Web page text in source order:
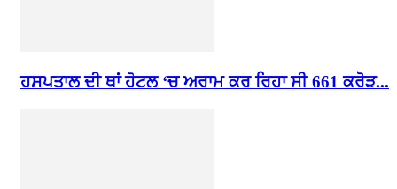
ਹਸਪਤਾਲ ਦੀ ਥਾਂ ਹੋਟਲ ‘ਚ ਅਰਾਮ ਕਰ ਰਿਹਾ ਸੀ 661 ਕਰੋੜ...